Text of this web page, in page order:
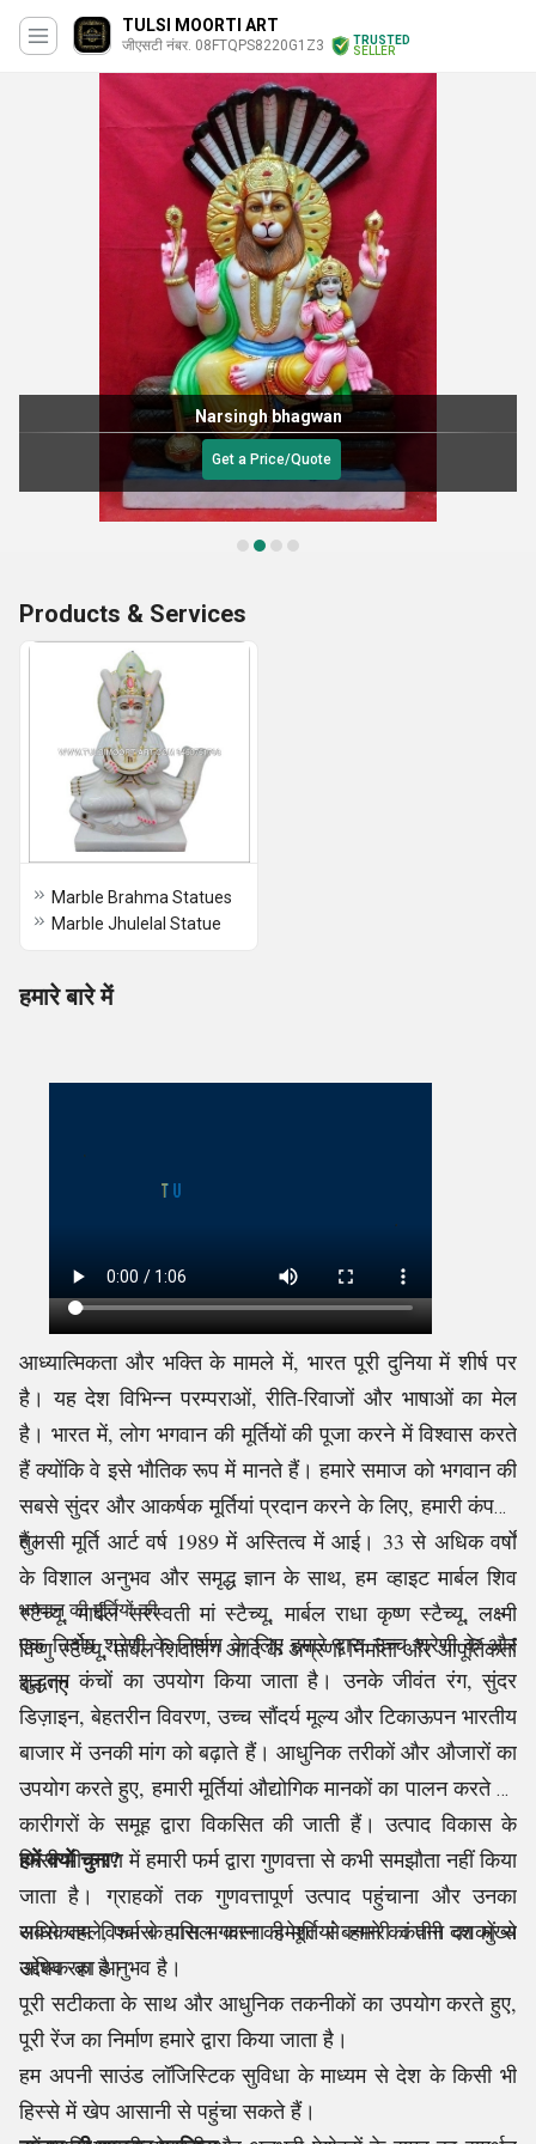
TULSI MOORTI ART
जीएसटी नंबर. 08FTQPS8220G1Z3
TRUSTED
SELLER
Narsingh bhagwan
Get a Price/Quote
Products & Services
Marble Brahma Statues
Marble Jhulelal Statue
हमारे बारे में
आध्यात्मिकता और भक्ति के मामले में, भारत पूरी दुनिया में शीर्ष पर
है। यह देश विभिन्न परम्पराओं, रीति-रिवाजों और भाषाओं का मेल
है। भारत में, लोग भगवान की मूर्तियों की पूजा करने में विश्वास करते
हैं क्योंकि वे इसे भौतिक रूप में मानते हैं। हमारे समाज को भगवान की
सबसे सुंदर और आकर्षक मूर्तियां प्रदान करने के लिए, हमारी कंपनी,
तुलसी मूर्ति आर्ट वर्ष 1989 में अस्तित्व में आई। 33 से अधिक वर्षों
के विशाल अनुभव और समृद्ध ज्ञान के साथ, हम व्हाइट मार्बल शिव
स्टैच्यू, मार्बल सरस्वती मां स्टैच्यू, मार्बल राधा कृष्ण स्टैच्यू, लक्ष्मी
विष्णु स्टैच्यू, मार्बल शिवलिंग आदि के अग्रणी निर्माता और आपूर्तिकर्ता
बन गए
हैं।
भगवान की मूर्तियों की
एक निर्दोष श्रेणी के निर्माण के लिए हमारे द्वारा उच्च श्रेणी के और
शुद्धतम कंचों का उपयोग किया जाता है। उनके जीवंत रंग, सुंदर
डिज़ाइन, बेहतरीन विवरण, उच्च सौंदर्य मूल्य और टिकाऊपन भारतीय
बाजार में उनकी मांग को बढ़ाते हैं। आधुनिक तरीकों और औजारों का
उपयोग करते हुए, हमारी मूर्तियां औद्योगिक मानकों का पालन करते हुए
कारीगरों के समूह द्वारा विकसित की जाती हैं। उत्पाद विकास के
किसी भी चरण में हमारी फर्म द्वारा गुणवत्ता से कभी समझौता नहीं किया
जाता है। ग्राहकों तक गुणवत्तापूर्ण उत्पाद पहुंचाना और उनका
अधिकतम विश्वास हासिल करना हमेशा से हमारी कंपनी का मुख्य
उद्देश्य रहा है।
हमें क्यों चुना?
सबसे पहले, फर्म के पास भगवान की मूर्तियां बनाने का तीन दशकों से
अधिक का अनुभव है।
पूरी सटीकता के साथ और आधुनिक तकनीकों का उपयोग करते हुए,
पूरी रेंज का निर्माण हमारे द्वारा किया जाता है।
हम अपनी साउंड लॉजिस्टिक सुविधा के माध्यम से देश के किसी भी
हिस्से में खेप आसानी से पहुंचा सकते हैं।